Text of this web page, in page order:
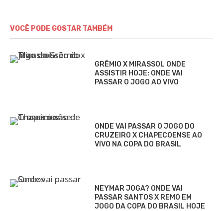
VOCÊ PODE GOSTAR TAMBÉM
GRÊMIO X MIRASSOL ONDE
ASSISTIR HOJE: ONDE VAI
PASSAR O JOGO AO VIVO
ONDE VAI PASSAR O JOGO DO
CRUZEIRO X CHAPECOENSE AO
VIVO NA COPA DO BRASIL
NEYMAR JOGA? ONDE VAI
PASSAR SANTOS X REMO EM
JOGO DA COPA DO BRASIL HOJE